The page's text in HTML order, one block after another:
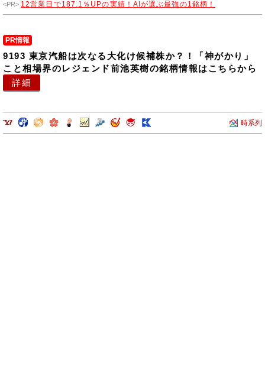
12営業日で187.1％UPの実績！AIが選ぶ最強の1銘柄！
PR情報
9193 東京汽船は次なる大化け候補株か？！「神がかり」
こと相場界のレジェンド前池英樹の銘柄情報はこちらから
詳細
時系列